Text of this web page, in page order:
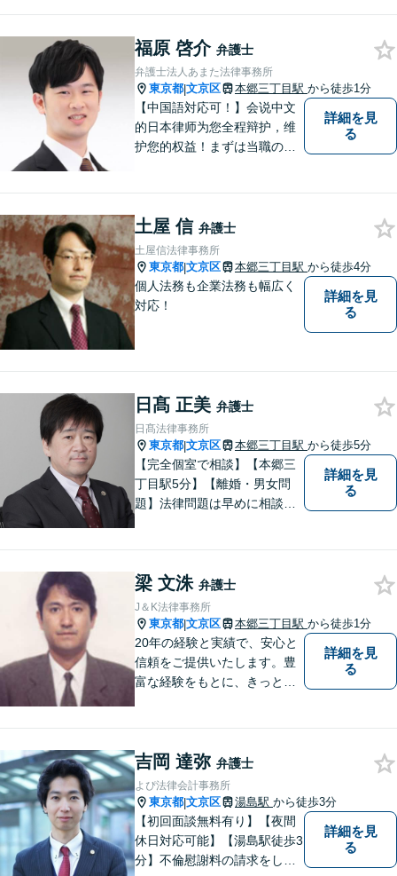
け、依頼者様の利益を第一に
考えております。まずはお気
軽にご相談ください。【法テ
ラス利用可】
福原 啓介 弁護士
弁護士法人あまた法律事務所
東京都|文京区 本郷三丁目駅 から徒歩1分
【中国語対応可！】会说中文
的日本律师为您全程辩护，维
护您的权益！まずは当職の直
さい。
詳細を見
る
土屋 信 弁護士
土屋信法律事務所
東京都|文京区 本郷三丁目駅 から徒歩4分
個人法務も企業法務も幅広く
対応！
詳細を見
る
日髙 正美 弁護士
日髙法律事務所
東京都|文京区 本郷三丁目駅 から徒歩5分
【完全個室で相談】【本郷三
丁目駅5分】【離婚・男女問
題】法律問題は早めに相談す
えている問題が、弁護士に相
談していい内容なのかわから
ないという方も、ぜひご相談
ください。
詳細を見
る
梁 文洙 弁護士
J＆K法律事務所
東京都|文京区 本郷三丁目駅 から徒歩1分
20年の経験と実績で、安心と
信頼をご提供いたします。豊
富な経験をもとに、きっとご
詳細を見
る
吉岡 達弥 弁護士
よぴ法律会計事務所
東京都|文京区 湯島駅 から徒歩3分
【初回面談無料有り】【夜間
休日対応可能】【湯島駅徒歩3
分】不倫慰謝料の請求をした
詳細を見
る